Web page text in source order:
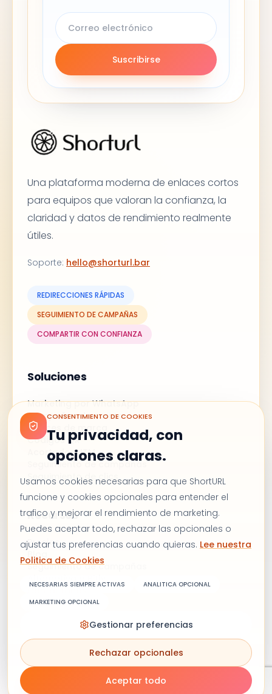
CONSENTIMIENTO DE COOKIES
Tu privacidad, con
opciones claras.
Usamos cookies necesarias para que ShortURL
funcione y cookies opcionales para entender el
trafico y mejorar el rendimiento de marketing.
Puedes aceptar todo, rechazar las opcionales o
ajustar tus preferencias cuando quieras. Lee nuestra
Politica de Cookies
NECESARIAS SIEMPRE ACTIVAS
ANALITICA OPCIONAL
MARKETING OPCIONAL
Gestionar preferencias
Rechazar opcionales
Aceptar todo
Suscribirse
Una plataforma moderna de enlaces cortos
para equipos que valoran la confianza, la
claridad y datos de rendimiento realmente
útiles.
Soporte: hello@shorturl.bar
REDIRECCIONES RÁPIDAS
SEGUIMIENTO DE CAMPAÑAS
COMPARTIR CON CONFIANZA
Soluciones
Marketing por WhatsApp
Campañas de correo
Enlaces de marca
Códigos QR
Acortador UTM
Seguimiento de campañas
Seguimiento de clics
Recursos
Precios
Blog
Seguimiento de campañas
Términos y condicionesPolítica de privacidad
Política de cookies
Copyright © 2026 Shorturl. Todos los derechos